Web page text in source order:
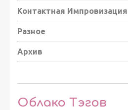
Контактная
Разное
Архив
Облако Тэгов